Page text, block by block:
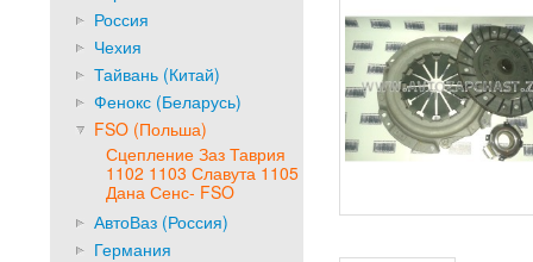
Россия
Чехия
Тайвань (Китай)
Фенокс (Беларусь)
FSO (Польша)
Сцепление Заз Таврия
1102 1103 Славута 1105
Дана Сенс- FSO
АвтоВаз (Россия)
Германия